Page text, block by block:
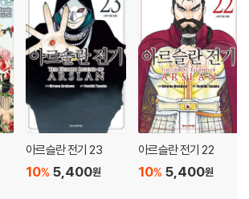
아르슬란 전기 23
5,400원
10%
아르슬란 전기 22
5,400원
10%